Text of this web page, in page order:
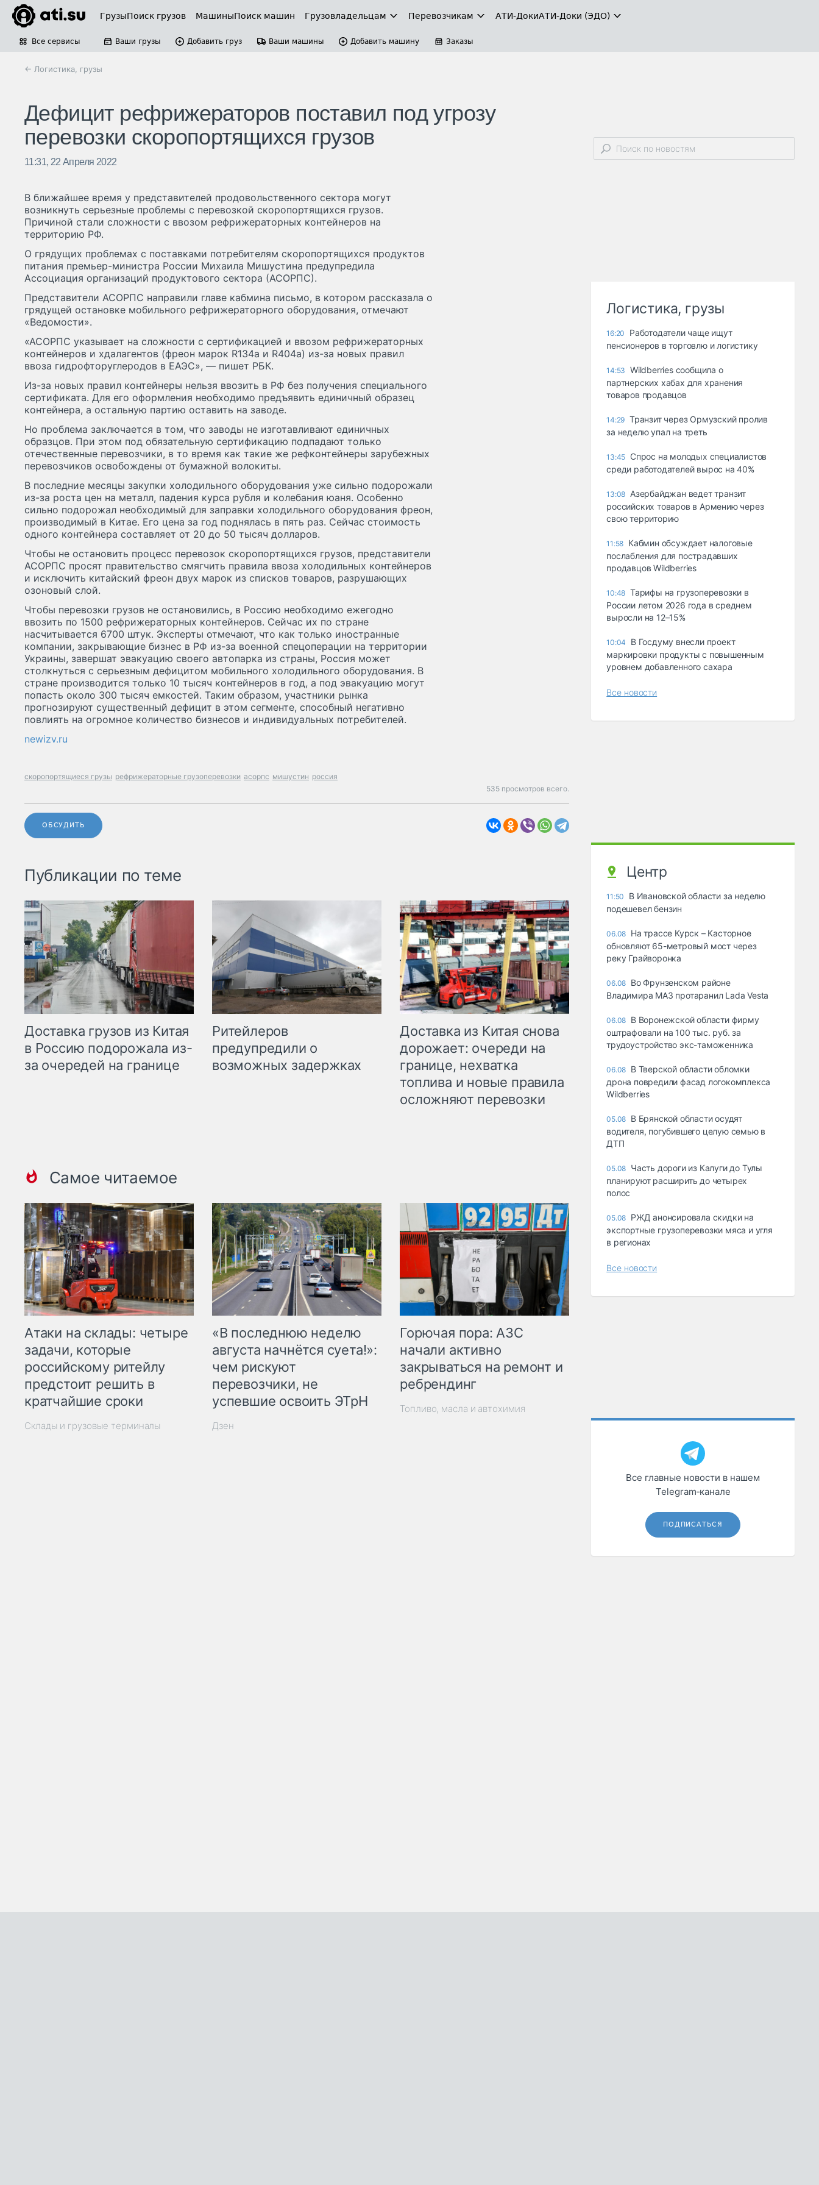
ГрузыПоиск грузов МашиныПоиск машин Грузовладельцам Перевозчикам АТИ-ДокиАТИ-Доки (ЭДО)
Все сервисы Ваши грузы Добавить груз Ваши машины Добавить машину Заказы
← Логистика, грузы
Дефицит рефрижераторов поставил под угрозу
перевозки скоропортящихся грузов
11:31, 22 Апреля 2022
В ближайшее время у представителей продовольственного сектора могут
возникнуть серьезные проблемы с перевозкой скоропортящихся грузов.
Причиной стали сложности с ввозом рефрижераторных контейнеров на
территорию РФ.
О грядущих проблемах с поставками потребителям скоропортящихся продуктов
питания премьер-министра России Михаила Мишустина предупредила
Ассоциация организаций продуктового сектора (АСОРПС).
Представители АСОРПС направили главе кабмина письмо, в котором рассказала о
грядущей остановке мобильного рефрижераторного оборудования, отмечают
«Ведомости».
«АСОРПС указывает на сложности с сертификацией и ввозом рефрижераторных
контейнеров и хдалагентов (фреон марок R134a и R404а) из-за новых правил
ввоза гидрофторуглеродов в ЕАЭС», — пишет РБК.
Из-за новых правил контейнеры нельзя ввозить в РФ без получения специального
сертификата. Для его оформления необходимо предъявить единичный образец
контейнера, а остальную партию оставить на заводе.
Но проблема заключается в том, что заводы не изготавливают единичных
образцов. При этом под обязательную сертификацию подпадают только
отечественные перевозчики, в то время как такие же рефконтейнеры зарубежных
перевозчиков освобождены от бумажной волокиты.
В последние месяцы закупки холодильного оборудования уже сильно подорожали
из-за роста цен на металл, падения курса рубля и колебания юаня. Особенно
сильно подорожал необходимый для заправки холодильного оборудования фреон,
производимый в Китае. Его цена за год поднялась в пять раз. Сейчас стоимость
одного контейнера составляет от 20 до 50 тысяч долларов.
Чтобы не остановить процесс перевозок скоропортящихся грузов, представители
АСОРПС просят правительство смягчить правила ввоза холодильных контейнеров
и исключить китайский фреон двух марок из списков товаров, разрушающих
озоновый слой.
Чтобы перевозки грузов не остановились, в Россию необходимо ежегодно
ввозить по 1500 рефрижераторных контейнеров. Сейчас их по стране
насчитывается 6700 штук. Эксперты отмечают, что как только иностранные
компании, закрывающие бизнес в РФ из-за военной спецоперации на территории
Украины, завершат эвакуацию своего автопарка из страны, Россия может
столкнуться с серьезным дефицитом мобильного холодильного оборудования. В
стране производится только 10 тысяч контейнеров в год, а под эвакуацию могут
попасть около 300 тысяч емкостей. Таким образом, участники рынка
прогнозируют существенный дефицит в этом сегменте, способный негативно
повлиять на огромное количество бизнесов и индивидуальных потребителей.
newizv.ru
скоропортящиеся грузы рефрижераторные грузоперевозки асорпс мишустин россия
535 просмотров всего.
ОБСУДИТЬ
Публикации по теме
Доставка грузов из Китая
в Россию подорожала из-
за очередей на границе
Ритейлеров
предупредили о
возможных задержках
Доставка из Китая снова
дорожает: очереди на
границе, нехватка
топлива и новые правила
осложняют перевозки
Самое читаемое
Атаки на склады: четыре
задачи, которые
российскому ритейлу
предстоит решить в
кратчайшие сроки
Склады и грузовые терминалы
«В последнюю неделю
августа начнётся суета!»:
чем рискуют
перевозчики, не
успевшие освоить ЭТрН
Дзен
Горючая пора: АЗС
начали активно
закрываться на ремонт и
ребрендинг
Топливо, масла и автохимия
Логистика, грузы
16:20
Работодатели чаще ищут
пенсионеров в торговлю и логистику
14:53
Wildberries сообщила о
партнерских хабах для хранения
товаров продавцов
14:29 Транзит через Ормузский пролив
за неделю упал на треть
13:45 Спрос на молодых специалистов
среди работодателей вырос на 40%
13:08 Азербайджан ведет транзит
российских товаров в Армению через
свою территорию
11:58 Кабмин обсуждает налоговые
послабления для пострадавших
продавцов Wildberries
10:48 Тарифы на грузоперевозки в
России летом 2026 года в среднем
выросли на 12–15%
10:04
В Госдуму внесли проект
маркировки продукты с повышенным
уровнем добавленного сахара
Все новости
Центр
11:50
В Ивановской области за неделю
подешевел бензин
06.08 На трассе Курск – Касторное
обновляют 65-метровый мост через
реку Грайворонка
06.08 Во Фрунзенском районе
Владимира МАЗ протаранил Lada Vesta
06.08 В Воронежской области фирму
оштрафовали на 100 тыс. руб. за
трудоустройство экс-таможенника
06.08 В Тверской области обломки
дрона повредили фасад логокомплекса
Wildberries
05.08 В Брянской области осудят
водителя, погубившего целую семью в
ДТП
05.08 Часть дороги из Калуги до Тулы
планируют расширить до четырех
полос
05.08 РЖД анонсировала скидки на
экспортные грузоперевозки мяса и угля
в регионах
Все новости
Все главные новости в нашем
Telegram‑канале
ПОДПИСАТЬСЯ